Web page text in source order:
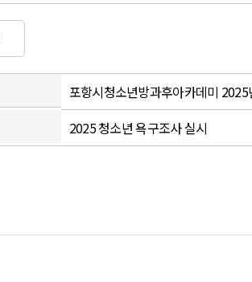
포항시청소년방과후아카데미
2025 청소년 욕구조사 실시